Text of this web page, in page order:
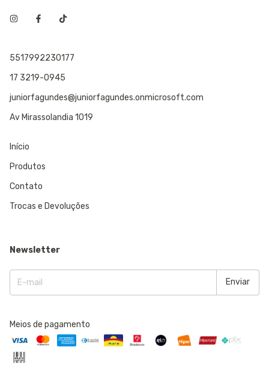
5517992230177
17 3219-0945
juniorfagundes@juniorfagundes.onmicrosoft.com
Av Mirassolandia 1019
Início
Produtos
Contato
Trocas e Devoluções
Newsletter
Meios de pagamento